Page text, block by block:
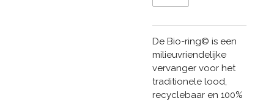
De Bio-ring© is een
milieuvriendelijke
vervanger voor het
traditionele lood,
recyclebaar en 100%